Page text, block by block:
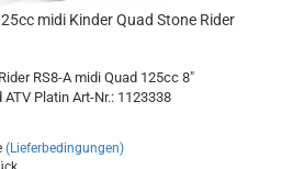
midi Kinder Quad Stone Rider
RS8-A midi Quad 125cc 8"
ATV Platin Art-Nr.: 1123338
(Lieferbedingungen)